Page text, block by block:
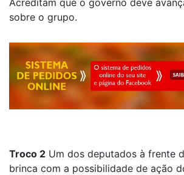
Acreditam que o governo deve
sobre o grupo.
Troco 2 Um dos deputados à frente
brinca com a possibilidade de ação